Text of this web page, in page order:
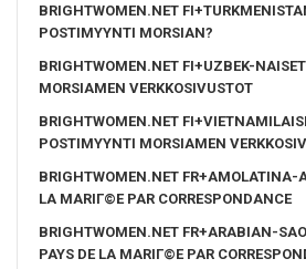
BRIGHTWOMEN.NET
POSTIMYYNTI MORSIAN?
BRIGHTWOMEN.NET FI+UZBEK-
MORSIAMEN VERKKOSIVUSTOT
BRIGHTWOMEN.NET
POSTIMYYNTI MORSIAMEN
BRIGHTWOMEN.NET FR+AMOLATINA-
LA MARIГ©E PAR CORRESPONDANCE
BRIGHTWOMEN.NET FR+ARABIAN-
PAYS DE LA MARIГ©E PAR